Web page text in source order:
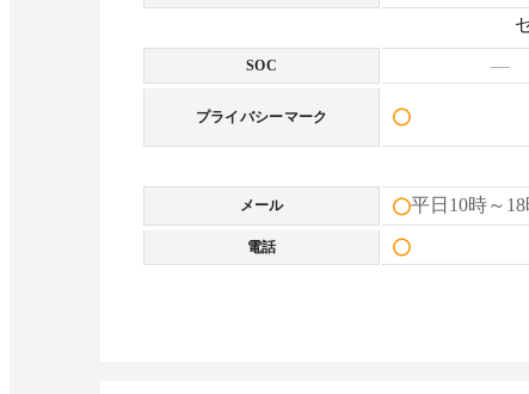
SOC —
プライバシーマーク
メール 平日10時～
電話